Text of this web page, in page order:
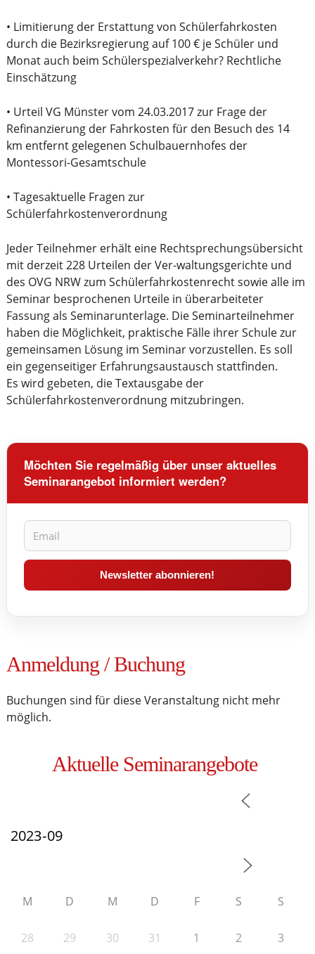
• Limitierung der Erstattung von Schülerfahrkosten
durch die Bezirksregierung auf 100 € je Schüler und
Monat auch beim Schülerspezialverkehr? Rechtliche
Einschätzung
• Urteil VG Münster vom 24.03.2017 zur Frage der
Refinanzierung der Fahrkosten für den Besuch des 14
km entfernt gelegenen Schulbauernhofes der
Montessori-Gesamtschule
• Tagesaktuelle Fragen zur
Schülerfahrkostenverordnung
Jeder Teilnehmer erhält eine Rechtsprechungsübersicht
mit derzeit 228 Urteilen der Ver-waltungsgerichte und
des OVG NRW zum Schülerfahrkostenrecht sowie alle im
Seminar besprochenen Urteile in überarbeiteter
Fassung als Seminarunterlage. Die Seminarteilnehmer
haben die Möglichkeit, praktische Fälle ihrer Schule zur
gemeinsamen Lösung im Seminar vorzustellen. Es soll
ein gegenseitiger Erfahrungsaustausch stattfinden.
Es wird gebeten, die Textausgabe der
Schülerfahrkostenverordnung mitzubringen.
Möchten Sie regelmäßig über unser aktuelles
Seminarangebot informiert werden?
Anmeldung / Buchung
Buchungen sind für diese Veranstaltung nicht mehr
möglich.
Aktuelle Seminarangebote
M D M D F S S
28 29 30 31 1 2 3